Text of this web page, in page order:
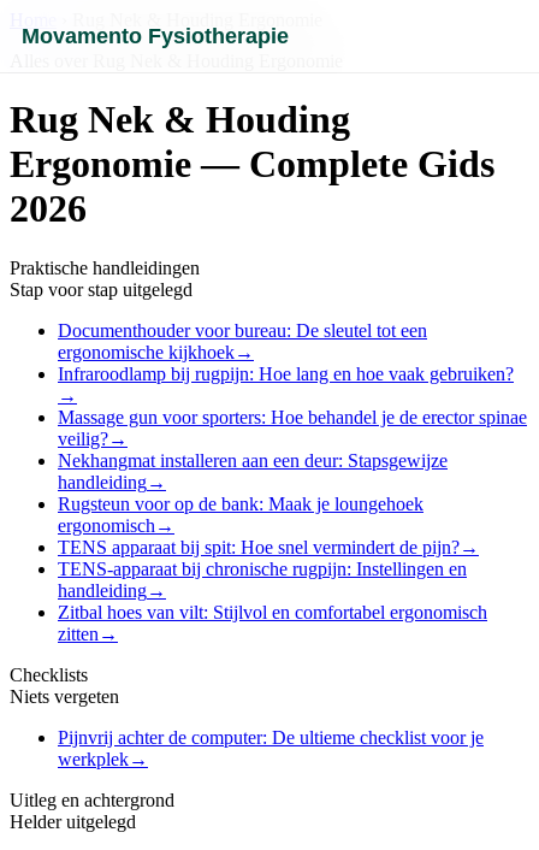
Movamento Fysiotherapie
Rug Nek & Houding
Ergonomie — Complete Gids
2026
Praktische handleidingen
Stap voor stap uitgelegd
Documenthouder voor bureau: De sleutel tot een
ergonomische kijkhoek→
Infraroodlamp bij rugpijn: Hoe lang en hoe vaak gebruiken?
→
Massage gun voor sporters: Hoe behandel je de erector spinae
veilig?→
Nekhangmat installeren aan een deur: Stapsgewijze
handleiding→
Rugsteun voor op de bank: Maak je loungehoek
ergonomisch →
TENS apparaat bij spit: Hoe snel vermindert de pijn?→
TENS-apparaat bij chronische rugpijn: Instellingen en
handleiding→
Zitbal hoes van vilt: Stijlvol en comfortabel ergonomisch
zitten →
Checklists
Niets vergeten
Pijnvrij achter de computer: De ultieme checklist voor je
werkplek→
Uitleg en achtergrond
Helder uitgelegd